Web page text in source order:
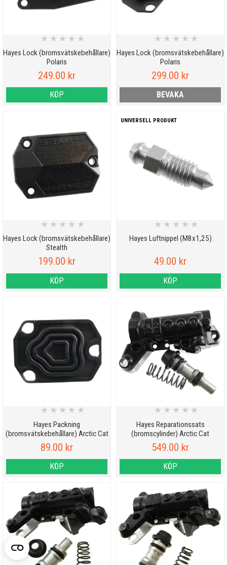
Hayes Lock (bromsvätskebehållare)
Polaris
★ ★ ★ ★ ★
249.00 kr
KÖP
Hayes Lock (bromsvätskebehållare)
Polaris
★ ★ ★ ★ ★
299.00 kr
BEVAKA
Hayes Lock (bromsvätskebehållare)
Stealth
★ ★ ★ ★ ★
199.00 kr
KÖP
UNIVERSELL PRODUKT
Hayes Luftnippel (M8x1,25)
★ ★ ★ ★ ★
49.00 kr
KÖP
Hayes Packning
(bromsvätskebehållare) Arctic Cat
★ ★ ★ ★ ★
89.00 kr
KÖP
Hayes Reparationssats
(bromscylinder) Arctic Cat
★ ★ ★ ★ ★
549.00 kr
KÖP